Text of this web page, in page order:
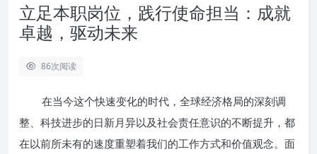
立足本职岗位，践行使命担当：成就
卓越，驱动未来
86次阅读
在当今这个快速变化的时代，全球经济格局的深刻调
整、科技进步的日新月异以及社会责任意识的不断提升，都
在以前所未有的速度重塑着我们的工作方式和价值观念。面